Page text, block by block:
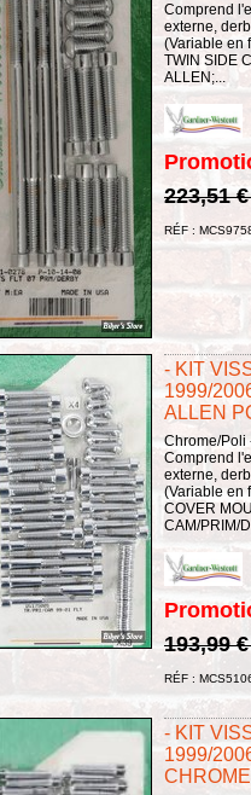
Comprend
externe,
(Variable en
TWIN SIDE
ALLEN;...
223,51
RÉF :
- KIT
1999/
ALLEN
Chrome/Poli
Comprend
externe,
(Variable en
COVER
CAM/PRIM/
193,99
RÉF :
- KIT
1999/
CHROME